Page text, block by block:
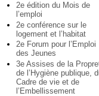
2e édition du Mois de
l’emploi
2e conférence sur le
logement et l’habitat
2e Forum pour l’Emploi
des Jeunes
3e Assises de la
de l’Hygiène publique,
Cadre de vie et de
l’Embellissement